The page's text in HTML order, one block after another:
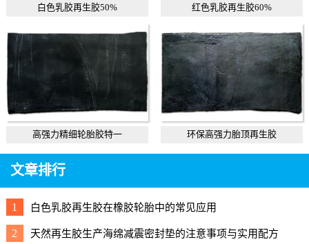
白色乳胶再生胶50% 红色乳胶再生胶60%
高强力精细轮胎胶特一 环保高强力胎顶再生胶
文章排行
1 白色乳胶再生胶在橡胶轮胎中的常见应用
2 天然再生胶生产海绵减震密封垫的注意事项与实用配方